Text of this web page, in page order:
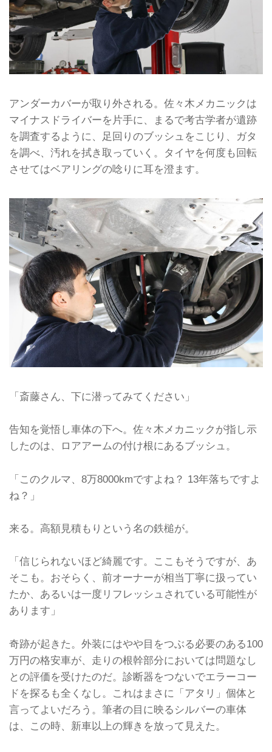
アンダーカバーが取り外される。佐々木メカニックは
マイナスドライバーを片手に、まるで考古学者が遺跡
を調査するように、足回りのブッシュをこじり、ガタ
を調べ、汚れを拭き取っていく。タイヤを何度も回転
させてはベアリングの唸りに耳を澄ます。
「斎藤さん、下に潜ってみてください」
告知を覚悟し車体の下へ。佐々木メカニックが指し示
したのは、ロアアームの付け根にあるブッシュ。
「このクルマ、8万8000kmですよね？ 13年落ちですよ
ね？」
来る。高額見積もりという名の鉄槌が。
「信じられないほど綺麗です。ここもそうですが、あ
そこも。おそらく、前オーナーが相当丁寧に扱ってい
たか、あるいは一度リフレッシュされている可能性が
あります」
奇跡が起きた。外装にはやや目をつぶる必要のある100
万円の格安車が、走りの根幹部分においては問題なし
との評価を受けたのだ。診断器をつないでエラーコー
ドを探るも全くなし。これはまさに「アタリ」個体と
言ってよいだろう。筆者の目に映るシルバーの車体
は、この時、新車以上の輝きを放って見えた。